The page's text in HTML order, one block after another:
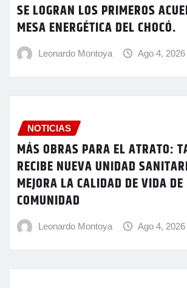
SE LOGRAN LOS PRIMEROS
MESA ENERGÉTICA DEL CHOCÓ.
Leonardo Montoya Ago 4, 2026
NOTICIAS
MÁS OBRAS PARA EL ATRATO:
RECIBE NUEVA UNIDAD
MEJORA LA CALIDAD DE VIDA
COMUNIDAD
Leonardo Montoya Ago 4, 2026